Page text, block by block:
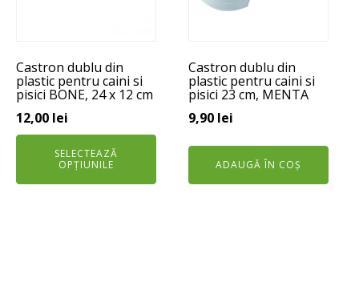
Castron dublu din
plastic pentru caini si
pisici BONE, 24 x 12 cm
12,00 lei
SELECTEAZĂ
OPȚIUNILE
fi
alese
în
pagina
produsului.
Castron dublu din
plastic pentru caini si
pisici 23 cm, MENTA
9,90 lei
ADAUGĂ ÎN COȘ